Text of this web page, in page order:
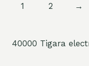
1 2 →
40000 Tigara